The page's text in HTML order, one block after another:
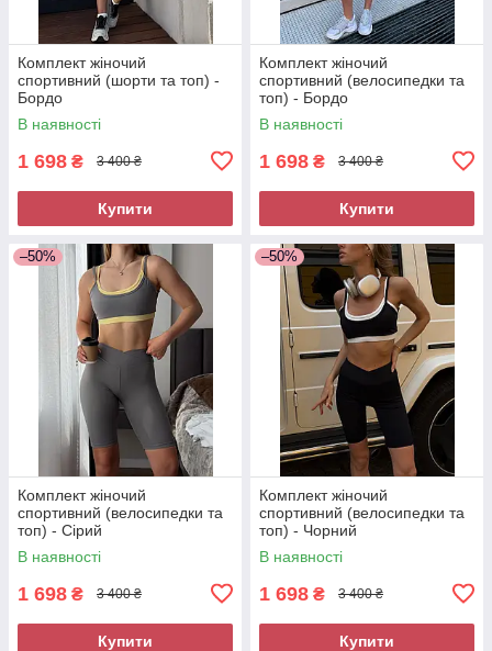
Комплект жіночий
спортивний (шорти та топ) -
Бордо
В наявності
1 698 ₴ 3 400 ₴
Купити
Комплект жіночий
спортивний (велосипедки та
топ) - Бордо
В наявності
1 698 ₴ 3 400 ₴
Купити
–50%
Комплект жіночий
спортивний (велосипедки та
топ) - Сірий
В наявності
1 698 ₴ 3 400 ₴
Купити
–50%
Комплект жіночий
спортивний (велосипедки та
топ) - Чорний
В наявності
1 698 ₴ 3 400 ₴
Купити